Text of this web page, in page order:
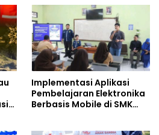
Implementasi Aplikasi
Pembelajaran Elektronika
Berbasis Mobile di SMK